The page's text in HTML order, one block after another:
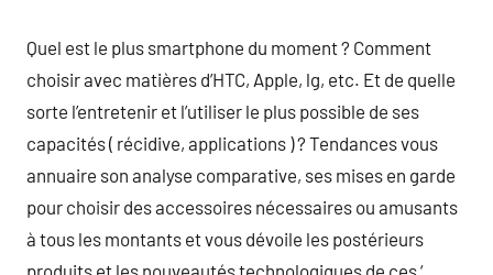
Quel est le plus smartphone du moment ? Comment
choisir avec matières d’HTC, Apple, lg, etc. Et de quelle
sorte l’entretenir et l’utiliser le plus possible de ses
capacités ( récidive, applications ) ? Tendances vous
annuaire son analyse comparative, ses mises en garde
pour choisir des accessoires nécessaires ou amusants
à tous les montants et vous dévoile les postérieurs
produits et les nouveautés technologiques de ces ‘